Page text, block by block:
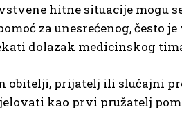
hitne situacije mogu
za unesrećenog, često
dolazak medicinskog
obitelji, prijatelj ili slučajni
kao prvi pružatelj